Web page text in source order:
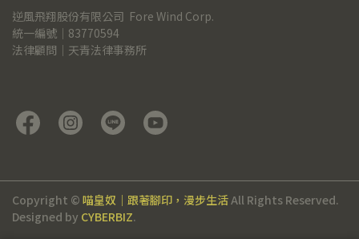
逆風飛翔股份有限公司  Fore Wind Corp.
統一編號｜83770594
法律顧問｜天青法律事務所
Copyright © 喵皇奴｜跟著腳印，漫步生活All Rights Reserved.
Designed by CYBERBIZ.